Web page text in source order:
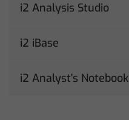
i2 Analysis Studio
i2 iBase
i2 Analyst's Notebook